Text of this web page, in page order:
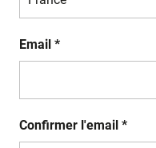
Email *
Confirmer l'email *